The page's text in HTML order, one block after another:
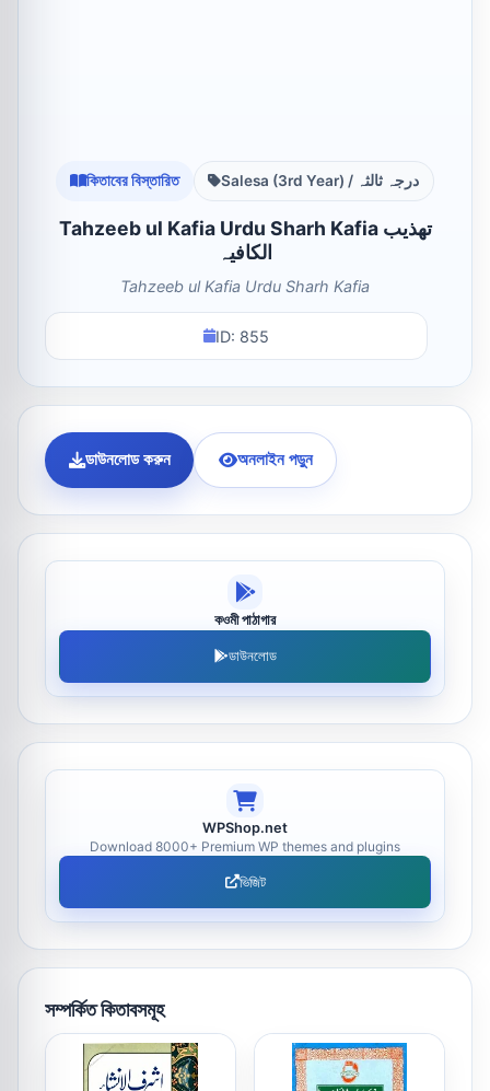
কিতাবের বিস্তারিত Salesa (3rd Year) / درجہ ثالثہ
Tahzeeb ul Kafia Urdu Sharh Kafia تھذیب
الکافیہ
Tahzeeb ul Kafia Urdu Sharh Kafia
ID: 855
ডাউনলোড করুন অনলাইন পড়ুন
কওমী পাঠাগার
ডাউনলোড
WPShop.net
Download 8000+ Premium WP themes and plugins
ভিজিট
সম্পর্কিত কিতাবসমূহ